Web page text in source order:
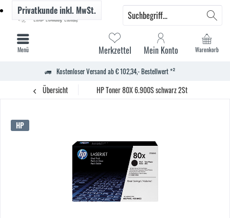
Kostenloser Versand ab € 102,34,- Bestellwert *²
Warenkorb
Merkzettel Mein Konto
Privatkundeinkl. MwSt.
Menü
Übersicht HP Toner 80X 6.900S schwarz 2St
HP